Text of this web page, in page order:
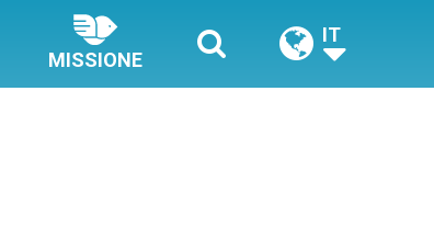
MISSIONE
IT